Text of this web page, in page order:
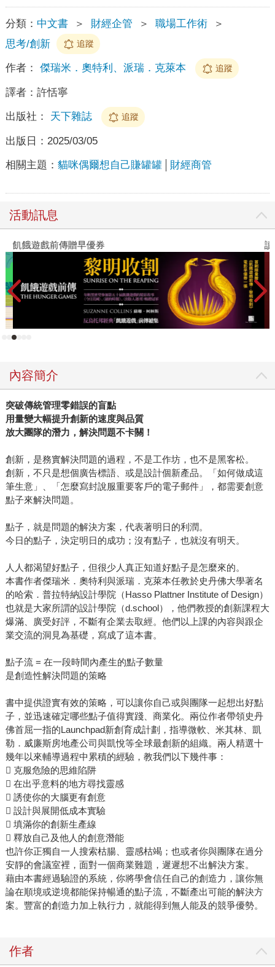
分類： 中文書 ＞ 財經企管 ＞ 職場工作術
＞
思考/創新
追蹤
作者： 傑瑞米．奧特利、派瑞．克萊本 追蹤
譯者： 許恬寧
出版社： 天下雜誌 追蹤
出版日： 2025/03/05
相關主題： 貓咪偶爾想自己賺罐罐 財經商管
活動訊息
飢餓遊戲前傳贈早優券 讀
內容簡介
突破傳統管理零錯誤的盲點
用量變大幅提升創新的速度與品質
放大團隊的潛力，解決問題不卡關！
創新，是務實解決問題的過程，不是工作坊，也不是黑客松。
創新，不只是想個廣告標語、或是設計個新產品。「如何做成這
筆生意」、「怎麼寫封說服重要客戶的電子郵件」，都需要創意
點子來解決問題。
點子，就是問題的解決方案，代表著明日的利潤。
今日的點子，決定明日的成功；沒有點子，也就沒有明天。
人人都渴望好點子，但很少人真正知道好點子是怎麼來的。
本書作者傑瑞米．奧特利與派瑞．克萊本任教於史丹佛大學著名
的哈索．普拉特納設計學院（Hasso Plattner Institute of Design）
也就是大家所謂的設計學院（d.school），他們教授的創新課程大
爆滿、廣受好評，不斷有企業去取經。他們以上課的內容與跟企
業交流的洞見為基礎，寫成了這本書。
點子流 = 在一段時間內產生的點子數量
是創造性解決問題的策略
書中提供證實有效的策略，可以讓你自己或與團隊一起想出好點
子，並迅速確定哪些點子值得實踐、商業化。兩位作者帶領史丹
佛首屈一指的Launchpad新創育成計劃，指導微軟、米其林、凱
勒．威廉斯房地產公司與凱悅等全球最創新的組織。兩人精選十
幾年以來輔導過程中累積的經驗，教我們以下幾件事：
 克服危險的思維陷阱
 在出乎意料的地方尋找靈感
 誘使你的大腦更有創意
 設計與展開低成本實驗
 填滿你的創新生產線
 釋放自己及他人的創意潛能
也許你正獨自一人搜索枯腸、靈感枯竭；也或者你與團隊在過分
安靜的會議室裡，面對一個商業難題，遲遲想不出解決方案。
藉由本書經過驗證的系統，你將學會信任自己的創造力，讓你無
論在順境或逆境都能保持暢通的點子流，不斷產出可能的解決方
案。豐富的創造力加上執行力，就能得到無人能及的競爭優勢。
作者